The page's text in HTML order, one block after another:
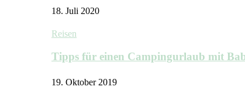
18. Juli 2020
Reisen
Tipps für einen Campingurlaub mit
19. Oktober 2019